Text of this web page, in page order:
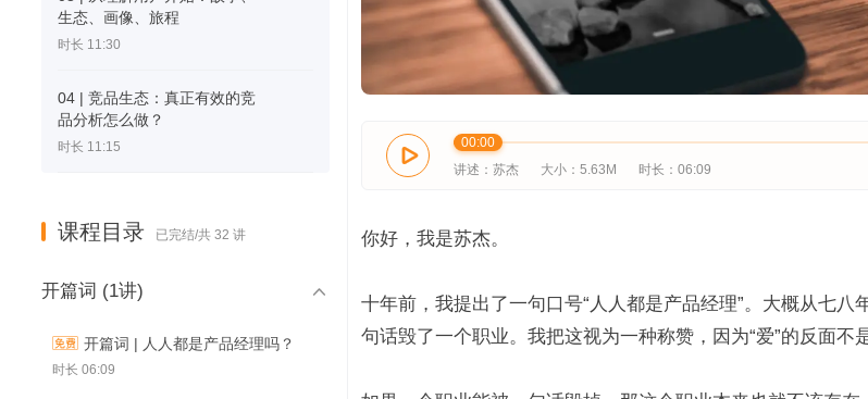
生态、画像、旅程
时长 11:30
04 | 竞品生态：真正有效的竞
品分析怎么做？
时长 11:15
课程目录 已完结/共 32 讲
开篇词 (1讲) 
开篇词 | 人人都是产品经理吗？
时长 06:09

00:00
讲述：苏杰 大小：5.63M 时长： 06:09
你好，我是苏杰。
十年前，我提出了一句口号“人人都是产品经理”。大概从七八
句话毁了一个职业。我把这视为一种称赞，因为“爱”的反面不是